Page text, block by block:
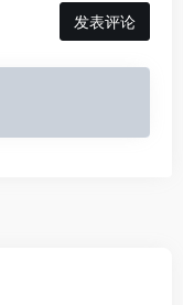
发表评论